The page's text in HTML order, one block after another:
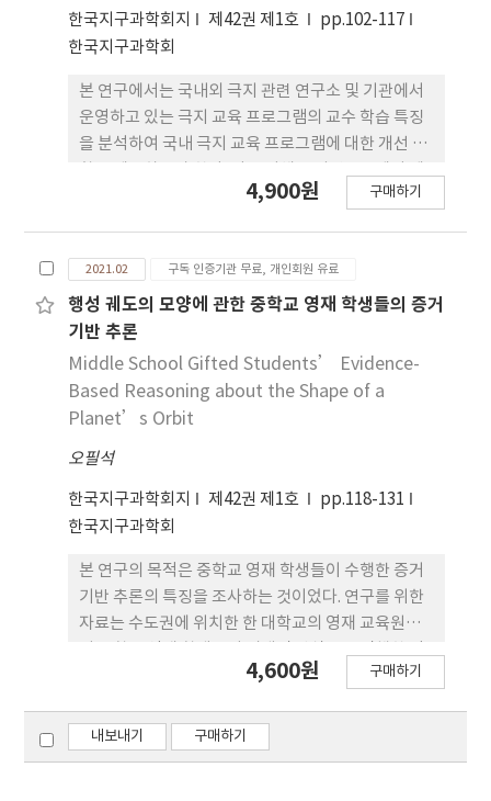
하기 위해 연연적 내용 분석(deductive content
analysis)을 사용하였다. 또한, 그림 이 모델링 기반
연현상의 구체화) 속에서 어떤 역할을 하는지 분석 하
였다. 그 결과 학생들의 그림 유형은 지질학적인 개념
을 포함한 상징적 이미지, 지형학적으로 외형을 묘사
한 외형적 이미지, 학생들의 심리적인 영역을 표현한
정의적 이미지가 있었다. 특징은 설명, 생산화, 정교
적으로 나타나며 학생들의 모델 발달 과정 속에서 학
생들의 인지적인 영역에 관한 특성과 학업에 대한 긍
정적인 태도와 감정을 반영하였다. 학생들이 그린 그
림은 야외지질답사와 모델링 과정 모두에 있어서 학
생들의 사고와 의사표현을 반영할 수 있는 도구로써
의미를 있음을 밝힘으로써 과학교육 관계자들에게 학
한국지구과학회지 제42권 제1호
pp.102-117
한국지구과학회
본 연구에서는 국내외 극지 관련 연구소 및 기관에서
운영하고 있는 극지 교육 프로그램의 교수 학습 특징
을 분석하여 국내 극지 교육 프로그램에 대한 개선 방
공하는 데이터베이스를 활용하여 33개국 45곳의 극
로그램을 선정했다. 교육 대상, 교수자, 교육 기간, 교
육 장소, 운영 방식, 교수 학습 내용, 교수 학습 방법을
분석 기준으로 하여 프로그램들을 분석했다. 연구 결
과 교수자, 운영 방식, 교육 장소, 교수 학습 방법에서
국내외 프로그램의 유의미한 차이가 발견되었다. 이
를 토대로 실제 프로그램 사례를 통해 극지 교육의 저
지 교육의 체계화 측면에서 국내 극지 교육 개선 방향
에 대해 논의했다. 본 연구는 극지에 대한 과학, 사회
·경제·문화적 가치와 중요성을 토대로 우리나라의
극지 교육과 문화를 더욱 확산, 지속할 수 있는 구체적
인 방안을 제시한다.
4,900원 구매하기
2021.02 구독 인증기관 무료, 개인회원 유료
행성 궤도의 모양에 관한 중학교 영재 학생들의 증거
기반 추론
Middle School Gifted Students’ Evidence-
Based Reasoning about the Shape of a
Planet’s Orbit
오필석
한국지구과학회지 제42권 제1호
pp.118-131
한국지구과학회
본 연구의 목적은 중학교 영재 학생들이 수행한 증거
기반 추론의 특징을 조사하는 것이었다. 연구를 위한
자료는 수도권에 위치한 한 대학교의 영재 교육원에
구 과제를 통해 수집되었다. 학생들에게 수성의 최대
수성의 공전 궤도를 작도하게 하였다. 또, 작도 전에
수성의 궤도에 대한 자신의 가설을 진술하게 하였으
4,600원 구매하기
내보내기 구매하기